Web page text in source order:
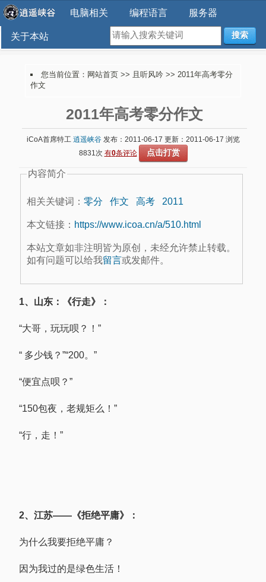
电脑相关 编程语言 服务器
关于本站 搜索
您当前位置： 网站首页 >> 且听风吟 >> 2011年高考零分
作文
2011年高考零分作文
iCoA首席特工 逍遥峡谷发布：2011-06-17 更新：2011-06-17 浏览
8831次 有0条评论 点击打赏
内容简介
相关关键词： 零分 作文 高考 2011
本文链接： https://www.icoa.cn/a/510.html
本站文章如非注明皆为原创，未经允许禁止转载。
如有问题可以给我留言或发邮件。
1、山东：《行走》：
“大哥，玩玩呗？！”
“ 多少钱？”“200。”
“便宜点呗？”
“150包夜，老规矩么！”
“行，走！”
2、江苏——《拒绝平庸》：
为什么我要拒绝平庸？
因为我过的是绿色生活！